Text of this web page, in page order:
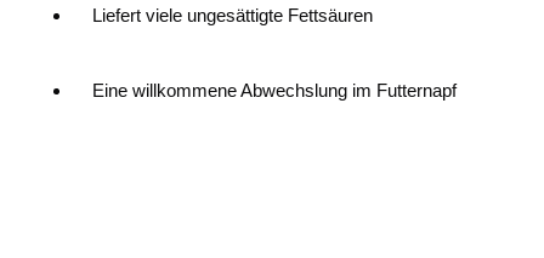
Liefert viele ungesättigte Fettsäuren
Eine willkommene Abwechslung im Futternapf